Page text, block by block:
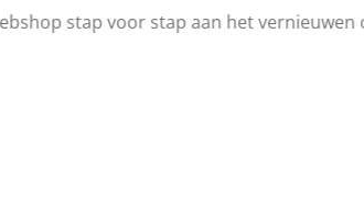
stap voor stap aan het